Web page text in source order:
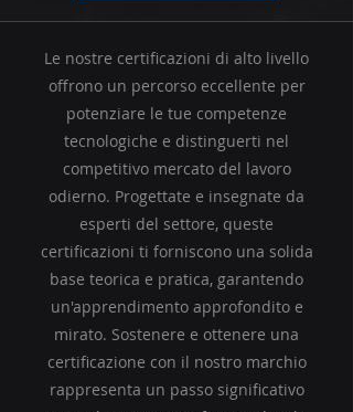
Le nostre certificazioni di alto livello
offrono un percorso eccellente per
potenziare le tue competenze
tecnologiche e distinguerti nel
competitivo mercato del lavoro
odierno. Progettate e insegnate da
esperti del settore, queste
certificazioni ti forniscono una solida
base teorica e pratica, garantendo
un'apprendimento approfondito e
mirato. Sostenere e ottenere una
certificazione con il nostro marchio
rappresenta un passo significativo